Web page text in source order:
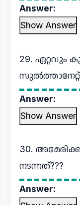
Answer:
Show Answer
29. ഏറ്റവും
Answer:
Show Answer
30.
നടന്നത്???
Answer: